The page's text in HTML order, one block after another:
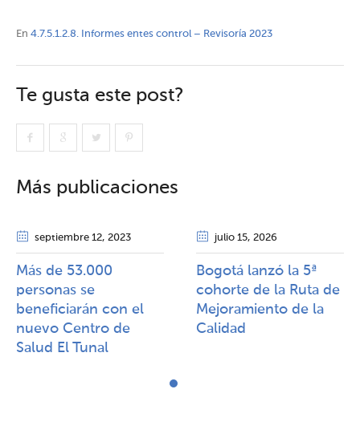
En 4.7.5.1.2.8. Informes entes control – Revisoría 2023
Te gusta este post?
Más publicaciones
septiembre 12, 2023
Más de 53.000
personas se
beneficiarán con el
nuevo Centro de
Salud El Tunal
julio 15, 2026
Bogotá lanzó la 5ª
cohorte de la Ruta de
Mejoramiento de la
Calidad​​